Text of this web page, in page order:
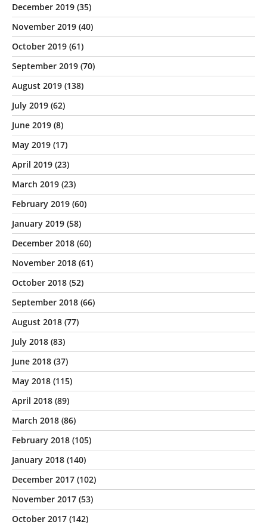
December 2019 (35)
November 2019 (40)
October 2019 (61)
September 2019 (70)
August 2019 (138)
July 2019 (62)
June 2019 (8)
May 2019 (17)
April 2019 (23)
March 2019 (23)
February 2019 (60)
January 2019 (58)
December 2018 (60)
November 2018 (61)
October 2018 (52)
September 2018 (66)
August 2018 (77)
July 2018 (83)
June 2018 (37)
May 2018 (115)
April 2018 (89)
March 2018 (86)
February 2018 (105)
January 2018 (140)
December 2017 (102)
November 2017 (53)
October 2017 (142)